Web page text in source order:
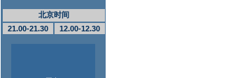
北京时间
21.00-21.30
12.00-12.30